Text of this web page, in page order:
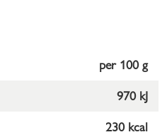
per 100 g
970 kJ
230 kcal